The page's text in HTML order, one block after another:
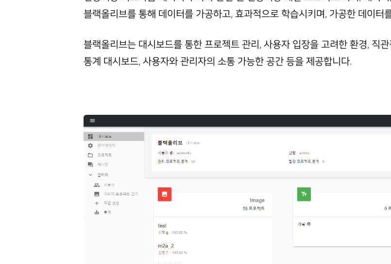
블랙올리브를 통해 데이터를 가공하고, 효과적으로 학습시키며, 가공한 데이터
블랙올리브는 대시보드를 통한 프로젝트 관리, 사용자 입장을 고려한 환경, 직
통계 대시보드, 사용자와 관리자의 소통 가능한 공간 등을 제공합니다.